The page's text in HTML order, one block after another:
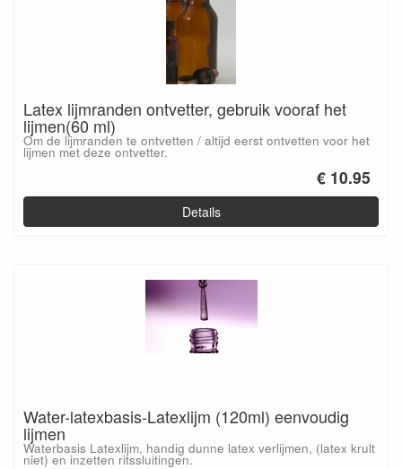
Latex lijmranden ontvetter, gebruik vooraf het
lijmen(60 ml)
Om de lijmranden te ontvetten / altijd eerst ontvetten voor het
lijmen met deze ontvetter.
€ 10.95
Details
Water-latexbasis-Latexlijm (120ml) eenvoudig
lijmen
Waterbasis Latexlijm, handig dunne latex verlijmen, (latex krult
niet) en inzetten ritssluitingen.